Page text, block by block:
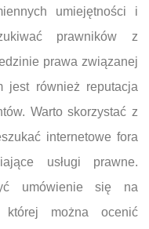
umiejętności i
prawników z
prawa związanej
jest również reputacja
Warto skorzystać z
internetowe fora
usługi prawne.
umówienie się na
której można ocenić